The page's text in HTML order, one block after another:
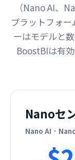
（Nano AI、
プラットフォー
ーはモデルと
BoostBIは有
Nanoセ
Nano AI ·